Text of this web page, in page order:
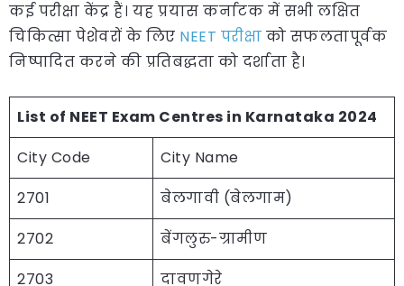
कई परीक्षा केंद्र हैं। यह प्रयास कर्नाटक में सभी लक्षित
चिकित्सा पेशेवरों के लिए NEET परीक्षा को सफलतापूर्वक
निष्पादित करने की प्रतिबद्धता को दर्शाता है।
List of NEET Exam Centres in Karnataka 2024
City Code
City Name
2701
बेलगावी (बेलगाम)
2702
बेंगलुरु-ग्रामीण
2703
दावणगेरे